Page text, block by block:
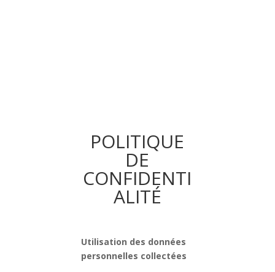
POLITIQUE
DE
CONFIDENTI
ALITÉ
Utilisation des données
personnelles collectées